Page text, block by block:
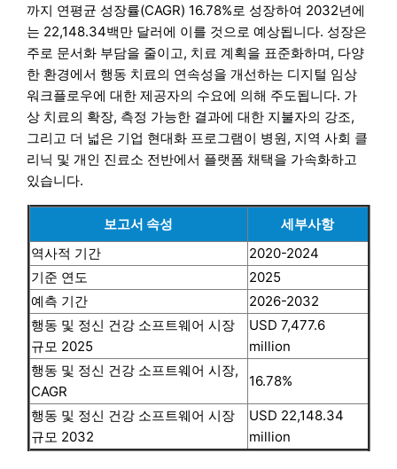
까지 연평균 성장률(CAGR) 16.78%로 성장하여 2032년에
는 22,148.34백만 달러에 이를 것으로 예상됩니다. 성장은
주로 문서화 부담을 줄이고, 치료 계획을 표준화하며, 다양
한 환경에서 행동 치료의 연속성을 개선하는 디지털 임상
워크플로우에 대한 제공자의 수요에 의해 주도됩니다. 가
상 치료의 확장, 측정 가능한 결과에 대한 지불자의 강조,
그리고 더 넓은 기업 현대화 프로그램이 병원, 지역 사회 클
리닉 및 개인 진료소 전반에서 플랫폼 채택을 가속화하고
있습니다.
보고서 속성
세부사항
역사적 기간
2020-2024
기준 연도
2025
예측 기간
2026-2032
행동 및 정신 건강 소프트웨어 시장
규모 2025
USD 7,477.6
million
행동 및 정신 건강 소프트웨어 시장,
CAGR
16.78%
행동 및 정신 건강 소프트웨어 시장
규모 2032
USD 22,148.34
million